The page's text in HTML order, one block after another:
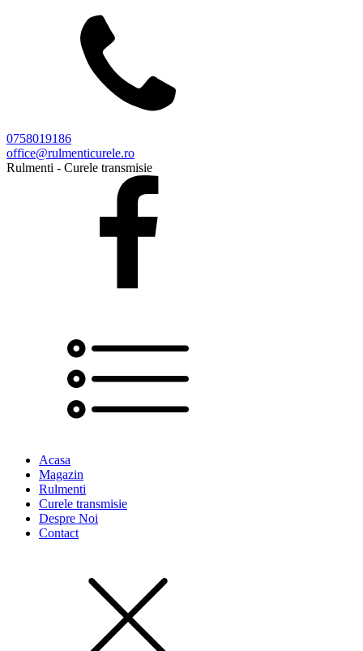
0758019186
office@rulmenticurele.ro
Rulmenti - Curele transmisie
Acasa
Magazin
Rulmenti
Curele transmisie
Despre Noi
Contact